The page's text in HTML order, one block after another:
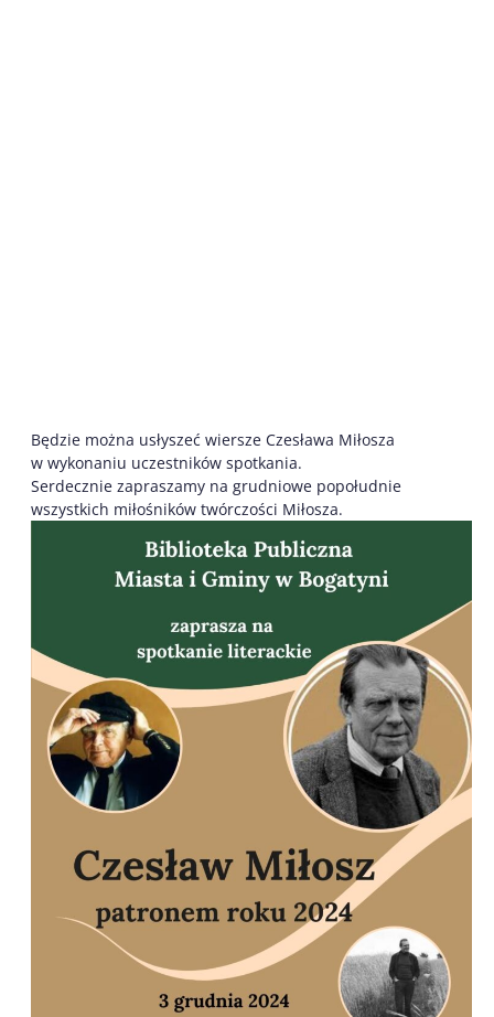
Będzie można usłyszeć wiersze Czesława Miłosza
w wykonaniu uczestników spotkania.
Serdecznie zapraszamy na grudniowe popołudnie
wszystkich miłośników twórczości Miłosza.